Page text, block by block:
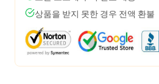
상품을 받지 못한 경우 전액 환불